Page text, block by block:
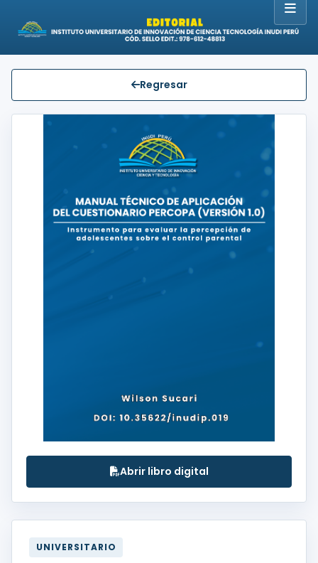
Regresar
Abrir libro digital
UNIVERSITARIO